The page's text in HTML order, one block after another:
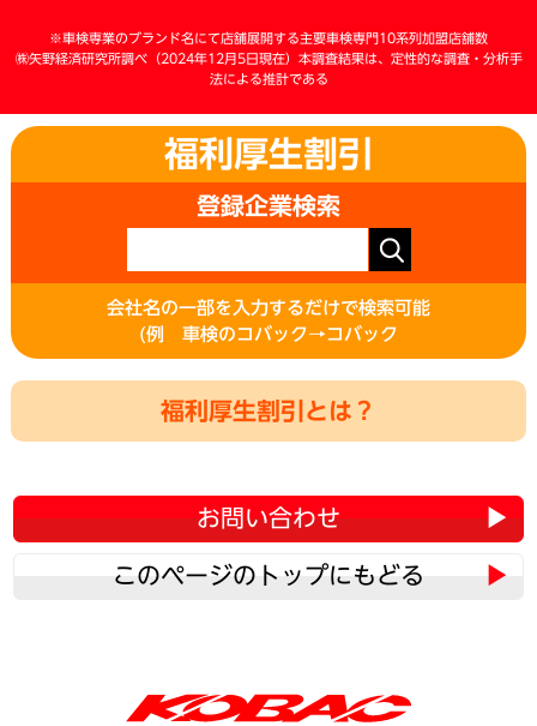
※車検専業のブランド名にて店舗展開する主要車検専門10系列加盟店舗数
㈱矢野経済研究所調べ（2024年12月5日現在）本調査結果は、定性的な調査・分析手
法による推計である
福利厚生割引
登録企業検索
会社名の一部を入力するだけで検索可能
(例 車検のコバック→コバック
福利厚生割引とは？
お問い合わせ
このページのトップにもどる